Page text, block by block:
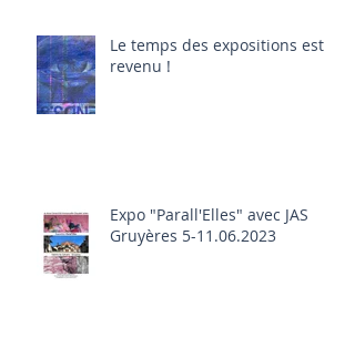
Le temps des expositions est
revenu !
Expo "Parall'Elles" avec JAS
Gruyères 5-11.06.2023